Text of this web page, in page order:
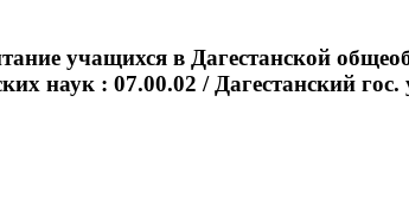
учащихся в Дагестанской
наук : 07.00.02 / Дагестанский